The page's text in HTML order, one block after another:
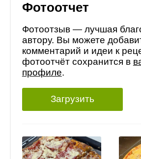
Фотоотчет
Фотоотзыв — лучшая
автору. Вы можете
комментарий и идеи к
фотоотчёт сохранится в
профиле.
Загрузить